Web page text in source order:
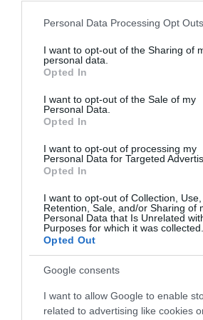
Please note that this website/app uses
not limited to your visit or usage
grant or deny consent to Google and its
use your data for below specified
consent section.
Personal Data Processing Opt Outs
I want to opt-out of the Sharing of
personal data.
Opted In
I want to opt-out of the Sale of my
Personal Data.
Opted In
I want to opt-out of processing my
Personal Data for Targeted
Opted In
I want to opt-out of Collection, Use,
Retention, Sale, and/or Sharing of
Personal Data that Is Unrelated
Purposes for which it was collected.
Opted Out
Google consents
I want to allow Google to enable
related to advertising like cookies
«Πράσινες»
εξωτερικό
Το τμήμα πυγμαχίας του
συμμετοχές στο εξωτερικό με τον
και τη Δέσποινα Μακρή να
17.05.2026 ΠΥΓΜΑΧΙΑ
ΤΕΛΕΥΤΑΙΑ ΝΕΑ